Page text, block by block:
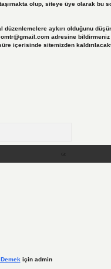
olup, siteye üye olarak bu
düzenlemelere aykırı olduğunu
adresine bildirmeniz
içerisinde sitemizden
için admin